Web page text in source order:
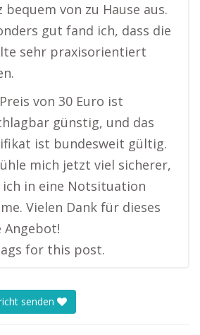
bequem von zu Hause aus.
gut fand ich, dass die
sehr praxisorientiert
von 30 Euro ist
günstig, und das
ist bundesweit gültig.
mich jetzt viel sicherer,
in eine Notsituation
Vielen Dank für dieses
Angebot!
for this post.
senden